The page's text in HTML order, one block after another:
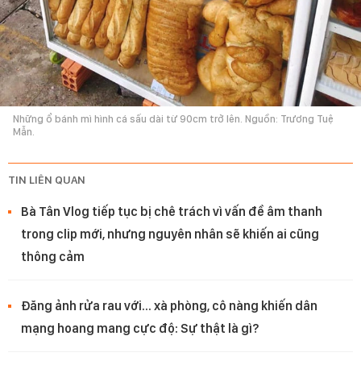
Những ổ bánh mì hình cá sấu dài từ 90cm trở lên. Nguồn: Trương Tuệ
Mẫn.
TIN LIÊN QUAN
Bà Tân Vlog tiếp tục bị chê trách vì vấn đề âm thanh
trong clip mới, nhưng nguyên nhân sẽ khiến ai cũng
thông cảm
Đăng ảnh rửa rau với… xà phòng, cô nàng khiến dân
mạng hoang mang cực độ: Sự thật là gì?